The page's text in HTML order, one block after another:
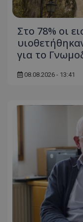
Στο 78% οι
για το
08.08.2026 - 13:41